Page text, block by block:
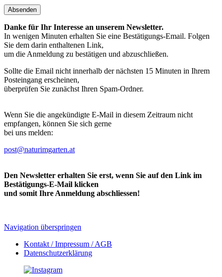
Absenden
Danke für Ihr Interesse an unserem Newsletter.
In wenigen Minuten erhalten Sie eine Bestätigungs-Email. Folgen
Sie dem darin enthaltenen Link,
um die Anmeldung zu bestätigen und abzuschließen.
Sollte die Email nicht innerhalb der nächsten 15 Minuten in Ihrem
Posteingang erscheinen,
überprüfen Sie zunächst Ihren Spam-Ordner.
Wenn Sie die angekündigte E-Mail in diesem Zeitraum nicht
empfangen, können Sie sich gerne
bei uns melden:
post@naturimgarten.at
Den Newsletter erhalten Sie erst, wenn Sie auf den Link im
Bestätigungs-E-Mail klicken
und somit Ihre Anmeldung abschliessen!
Navigation überspringen
Kontakt / Impressum / AGB
Datenschutzerklärung